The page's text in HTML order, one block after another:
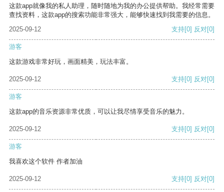
这款app就像我的私人助理，随时随地为我的办公提供帮助。我经常需要
查找资料，这款app的搜索功能非常强大，能够快速找到我需要的信息。
2025-09-12
支持[0] 反对[0]
游客
这款游戏非常好玩，画面精美，玩法丰富。
2025-09-12 支持[0] 反对[0]
游客
这款app的音乐资源非常优质，可以让我尽情享受音乐的魅力。
2025-09-12 支持[0] 反对[0]
游客
我喜欢这个软件 作者加油
2025-09-12 支持[0] 反对[0]